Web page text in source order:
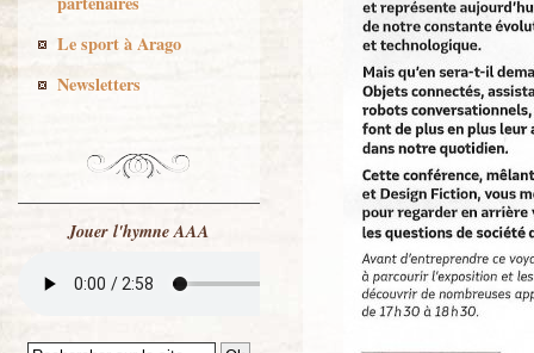
Le sport à Arago
Newsletters
Jouer l'hymne AAA